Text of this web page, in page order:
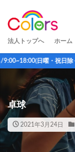
法人トップへ ホーム
時受け付けております
卓球
2021年3月24日